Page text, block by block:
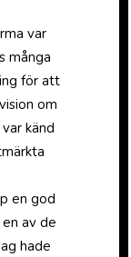
var
många
för att
om
känd
en god
av de
hade